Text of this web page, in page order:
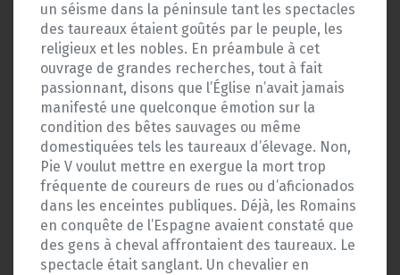
un séisme dans la péninsule tant les spectacles
des taureaux étaient goûtés par le peuple, les
religieux et les nobles. En préambule à cet
ouvrage de grandes recherches, tout à fait
passionnant, disons que l’Église n’avait jamais
manifesté une quelconque émotion sur la
condition des bêtes sauvages ou même
domestiquées tels les taureaux d’élevage. Non,
Pie V voulut mettre en exergue la mort trop
fréquente de coureurs de rues ou d’aficionados
dans les enceintes publiques. Déjà, les Romains
en conquête de l’Espagne avaient constaté que
des gens à cheval affrontaient des taureaux. Le
spectacle était sanglant. Un chevalier en